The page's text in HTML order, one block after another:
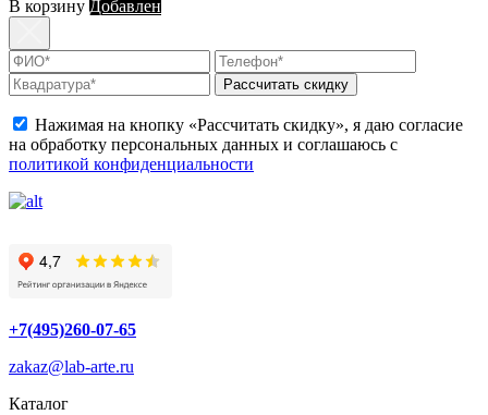
В корзину Добавлен
Рассчитать скидку
Нажимая на кнопку «Рассчитать скидку», я даю согласие
на обработку персональных данных и соглашаюсь с
политикой конфиденциальности
+7(495)260-07-65
zakaz@lab-arte.ru
Каталог